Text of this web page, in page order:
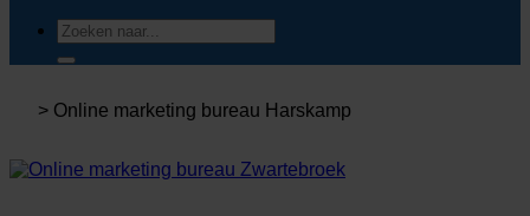
Zoeken
naar:
> Online marketing bureau Harskamp